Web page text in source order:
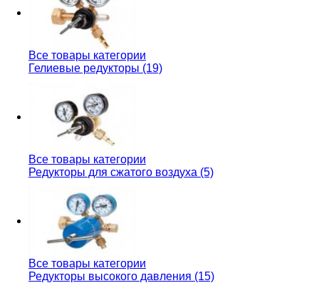
Все товары категории
Гелиевые редукторы (19)
Все товары категории
Редукторы для сжатого воздуха (5)
Все товары категории
Редукторы высокого давления (15)